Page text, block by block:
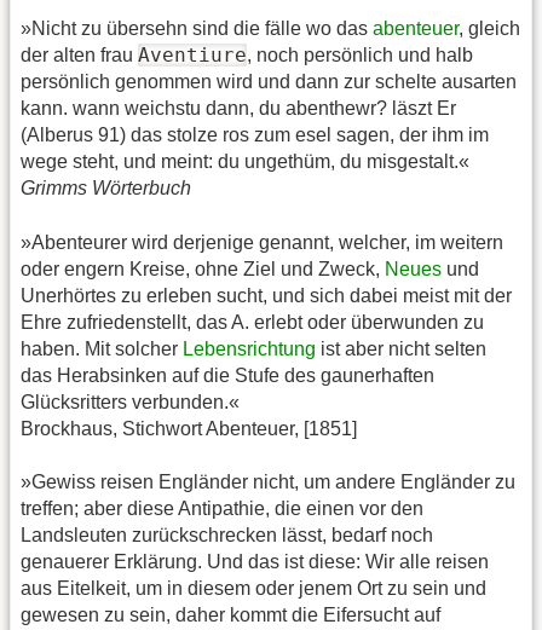
»Nicht zu übersehn sind die fälle wo das abenteuer, gleich
der alten frau Aventiure, noch persönlich und halb
persönlich genommen wird und dann zur schelte ausarten
kann. wann weichstu dann, du abenthewr? läszt Er
(Alberus 91) das stolze ros zum esel sagen, der ihm im
wege steht, und meint: du ungethüm, du misgestalt.«
Grimms Wörterbuch
»Abenteurer wird derjenige genannt, welcher, im weitern
oder engern Kreise, ohne Ziel und Zweck, Neues und
Unerhörtes zu erleben sucht, und sich dabei meist mit der
Ehre zufriedenstellt, das A. erlebt oder überwunden zu
haben. Mit solcher Lebensrichtung ist aber nicht selten
das Herabsinken auf die Stufe des gaunerhaften
Glücksritters verbunden.«
Brockhaus, Stichwort Abenteuer, [1851]
»Gewiss reisen Engländer nicht, um andere Engländer zu
treffen; aber diese Antipathie, die einen vor den
Landsleuten zurückschrecken lässt, bedarf noch
genauerer Erklärung. Und das ist diese: Wir alle reisen
aus Eitelkeit, um in diesem oder jenem Ort zu sein und
gewesen zu sein, daher kommt die Eifersucht auf